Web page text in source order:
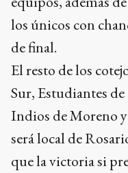
los únicos con
de final.
El resto de los
Sur, Estudiantes
Indios de Moreno
será local de
que la victoria si